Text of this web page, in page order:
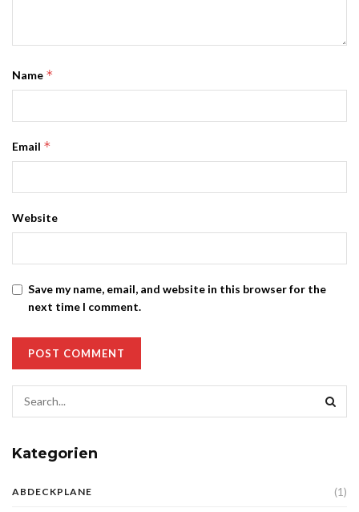
Name *
Email *
Website
Save my name, email, and website in this browser for the
next time I comment.
Kategorien
ABDECKPLANE (1)